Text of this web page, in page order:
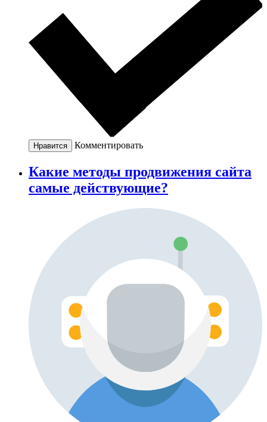
Нравится Комментировать
Какие методы продвижения сайта
самые действующие?